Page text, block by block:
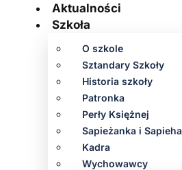
Aktualności
Szkoła
O szkole
Sztandary Szkoły
Historia szkoły
Patronka
Perły Księżnej
Sapieżanka i Sapieha
Kadra
Wychowawcy